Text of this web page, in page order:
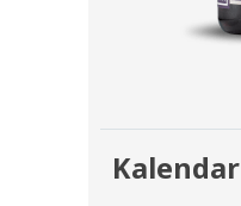
Kalendar